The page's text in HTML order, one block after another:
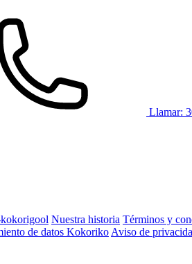
Llamar:
Nuestra historia Términos y
de datos Kokoriko Aviso de